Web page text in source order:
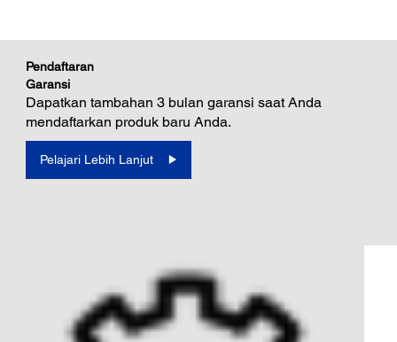
Pendaftaran
Garansi
Dapatkan tambahan 3 bulan garansi saat Anda
mendaftarkan produk baru Anda.
Pelajari Lebih Lanjut